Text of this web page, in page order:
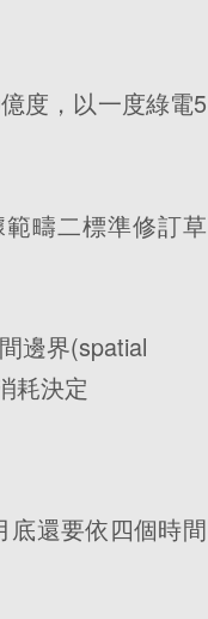
度，以一度綠電5
疇二標準修訂草
邊界(spatial
耗決定
還要依四個時間